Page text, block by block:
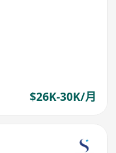
$26K-30K/月